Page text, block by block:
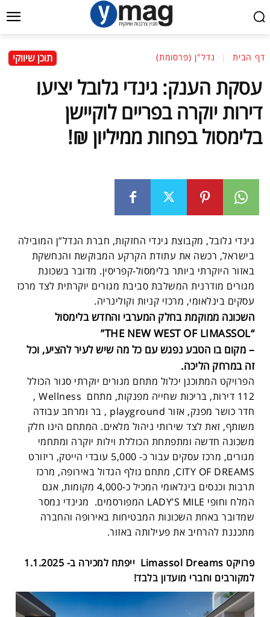
דף הבית נדל"ן (פרסומת) תוכן שיווקי
עסקת הענק: גינדי גלובל יציעו
דירות יוקרה בפריים לוקיישן
בלימסול בפחות ממיליון ₪!
גינדי גלובל, מקבוצת גינדי החזקות, חברת הנדל”ן המובילה
בישראל, רכשה את עתודת הקרקע המבוקשת והנחשקת
באזור היוקרתי ביותר בלימסול-קפריסין. מדובר בשכונת
מגורים מודרנית המשלבת סביבת מגורים יוקרתית לצד מרכז
עסקים בינלאומי, מרכזי קניות וקולינריה.
השכונה ממוקמת בחלק המערבי והחדש בלימסול
“THE NEW WEST OF LIMASSOL”
– מקום בו הטבע נפגש עם כל מה שיש לעיר להציע, וכל
זה במרחק הליכה.
הפרויקט המתוכנן יכלול מתחם מגורים יוקרתי סגור הכולל
112 דירות, בריכות שחייה מפנקות, מתחם Wellness ,
חדר כושר מפנק, אזור playground , בר ומרחב עבודה
משותף, זאת לצד שירותי ניהול מלאים. המתחם הינו חלק
משכונה חדשה ומתפתחת הכוללת וילות יוקרה ומתחמי
מגורים, מרכז עסקים עבור כ- 5,000 עובדי הייטק, ריזורט
CITY OF DREAMS, מתחם גולף הגדול באירופה, מרכז
תרבות וכנסים בינלאומי המכיל כ-4,000 מקומות, אגם
המלח וחופי LADY’S MILE המפורסמים. מגינדי נמסר
שמדובר באחת השכונות המבטיחות באירופה והחברה
מתכננת להרחיב את פעילותה באזור.
פרויקט Limassol Dreams ייפתח למכירה ב- 1.1.2025
למקורבים וחברי מועדון בלבד!